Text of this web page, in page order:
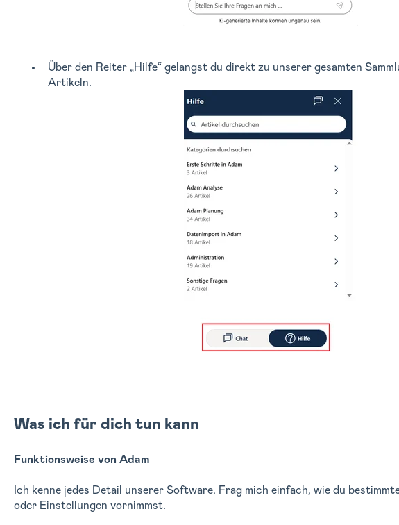
Über den Reiter „Hilfe“ gelangst du direkt zu unserer gesamten
Artikeln.
Was ich für dich tun kann
Funktionsweise von Adam
Ich kenne jedes Detail unserer Software. Frag mich einfach, wie du
oder Einstellungen vornimmst.